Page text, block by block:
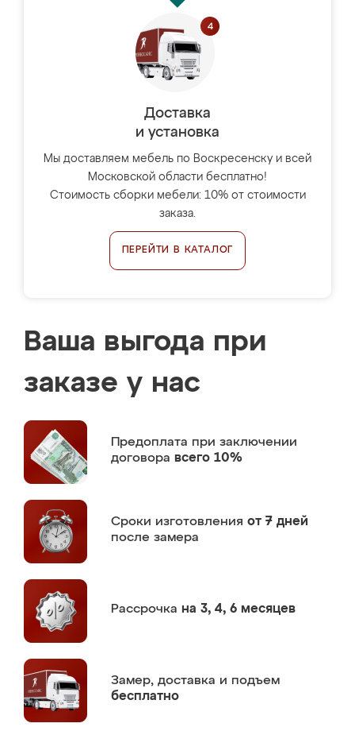
Доставка
и установка
Мы доставляем мебель по Воскресенску и всей
Московской области бесплатно!
Стоимость сборки мебели: 10% от стоимости
заказа.
ПЕРЕЙТИ В КАТАЛОГ
Ваша выгода при
заказе у нас
Предоплата при заключении
договора всего 10%
Сроки изготовления от 7 дней
после замера
Рассрочка на 3, 4, 6 месяцев
Замер, доставка и подъем
бесплатно